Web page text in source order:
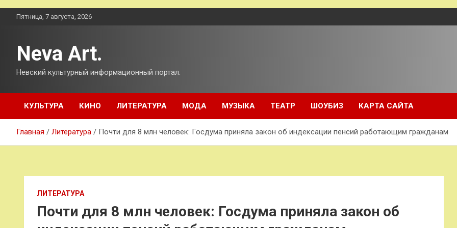
ПерейтиПятница, 7 августа, 2026
Neva Art.
Невский культурный информационный портал.
КУЛЬТУРА КИНО ЛИТЕРАТУРА МОДА МУЗЫКА ТЕАТР ШОУБИЗ КАРТА САЙТА
Главная Литература Почти для 8 млн человек: Госдума приняла закон об индексации пенсий работающим гражданам
ЛИТЕРАТУРА
Почти для 8 млн человек: Госдума приняла закон об